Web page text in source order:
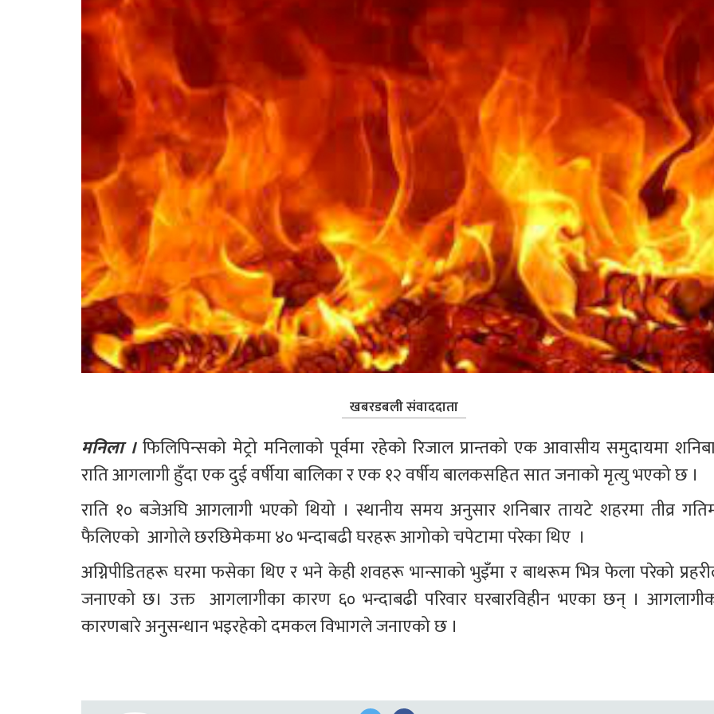
खबरडबली संवाददाता
मनिला । फिलिपिन्सको मेट्रो मनिलाको पूर्वमा रहेको रिजाल प्रान्तको एक आवासीय समुदायमा
राति आगलागी हुँदा एक दुई वर्षीया बालिका र एक १२ वर्षीय बालकसहित सात जनाको मृत्यु भएको छ ।
राति १० बजेअघि आगलागी भएको थियो । स्थानीय समय अनुसार शनिबार तायटे शहरमा तीव्र
फैलिएको  आगोले छरछिमेकमा ४० भन्दाबढी घरहरू आगोको चपेटामा परेका थिए  ।
अग्निपीडितहरू घरमा फसेका थिए र भने केही शवहरू भान्साको भुइँमा र बाथरूम भित्र फेला परेको
जनाएको छ। उक्त  आगलागीका कारण ६० भन्दाबढी परिवार घरबारविहीन भएका छन् ।
कारणबारे अनुसन्धान भइरहेको दमकल विभागले जनाएको छ ।